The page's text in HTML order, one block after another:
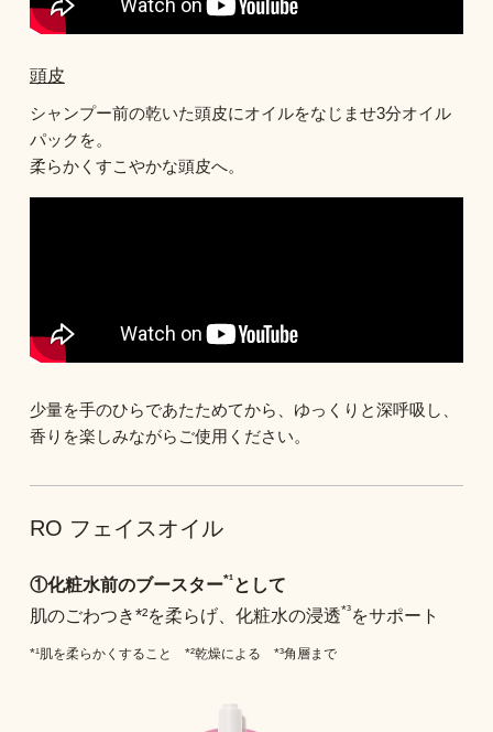
頭皮
シャンプー前の乾いた頭皮にオイルをなじませ3分オイル
パックを。
柔らかくすこやかな頭皮へ。
少量を手のひらであたためてから、ゆっくりと深呼吸し、
香りを楽しみながらご使用ください。
RO フェイスオイル
①化粧水前のブースター*¹として
肌のごわつき*²を柔らげ、化粧水の浸透*³をサポート
*¹肌を柔らかくすること *²乾燥による *³角層まで